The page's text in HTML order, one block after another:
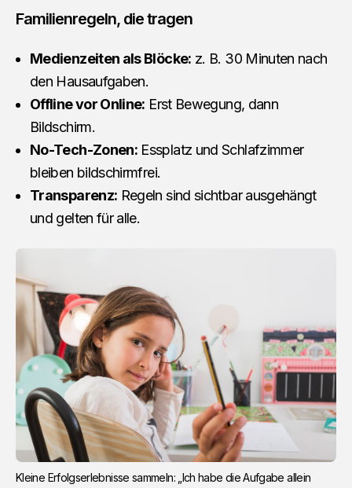
Familienregeln, die tragen
Medienzeiten als Blöcke: z. B. 30 Minuten nach
den Hausaufgaben.
Offline vor Online: Erst Bewegung, dann
Bildschirm.
No-Tech-Zonen: Essplatz und Schlafzimmer
bleiben bildschirmfrei.
Transparenz: Regeln sind sichtbar ausgehängt
und gelten für alle.
Kleine Erfolgserlebnisse sammeln: „Ich habe die Aufgabe allein